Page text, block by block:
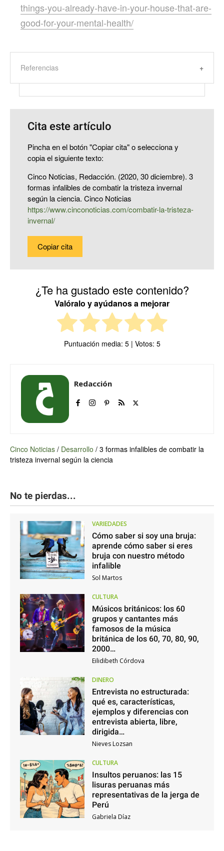
things-you-already-have-in-your-house-that-are-
good-for-your-mental-health/
Referencias
Cita este artículo
Pincha en el botón "Copiar cita" o selecciona y
copia el siguiente texto:
Cinco Noticias, Redacción. (2020, 30 diciembre). 3
formas infalibles de combatir la tristeza invernal
según la ciencia. Cinco Noticias
https://www.cinconoticias.com/combatir-la-tristeza-
invernal/
Copiar cita
¿Te ha gustado este contenido?
Valóralo y ayúdanos a mejorar
Puntuación media: 5| Votos: 5
Redacción
Cinco Noticias / Desarrollo / 3 formas infalibles de combatir la
tristeza invernal según la ciencia
No te pierdas...
VARIEDADES
Cómo saber si soy una bruja:
aprende cómo saber si eres
bruja con nuestro método
infalible
Sol Martos
CULTURA
Músicos británicos: los 60
grupos y cantantes más
famosos de la música
británica de los 60, 70, 80, 90,
2000…
Eilidibeth Córdova
DINERO
Entrevista no estructurada:
qué es, características,
ejemplos y diferencias con
entrevista abierta, libre,
dirigida…
Nieves Lozsan
CULTURA
Insultos peruanos: las 15
lisuras peruanas más
representativas de la jerga de
Perú
Gabriela Díaz